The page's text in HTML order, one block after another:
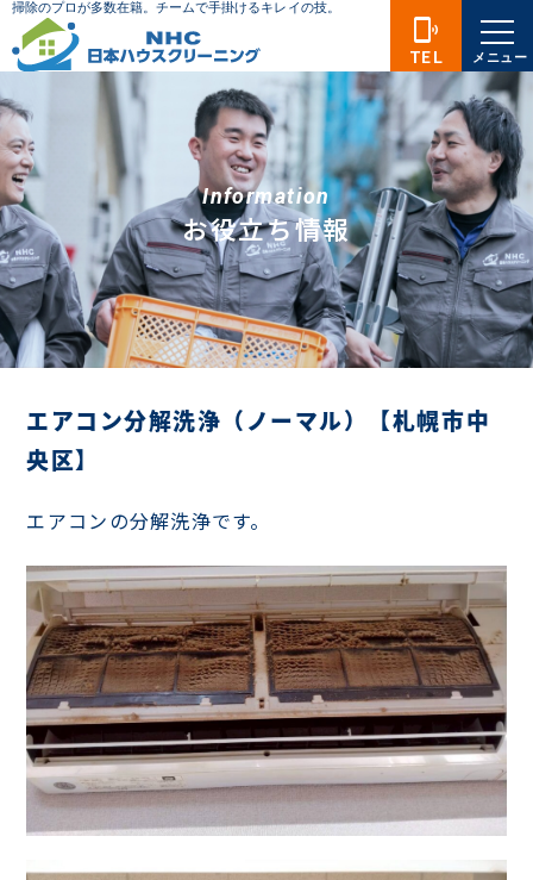
Information
お役立ち情報
エアコン分解洗浄（ノーマル）【札幌市中
央区】
エアコンの分解洗浄です。
phonelink_ring
TEL メニュー